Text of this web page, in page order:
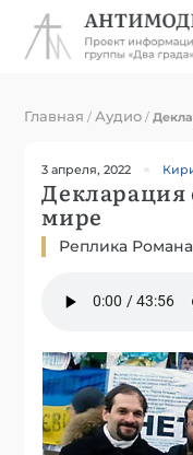
Главная / Аудио /
3 апреля, 2022
Декларация
мире
Реплика